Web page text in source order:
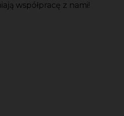
współpracę z nami!